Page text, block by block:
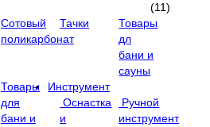
(11)
Сотовый
поликарбонат
Тачки
Товары
дл
бани и
сауны
Товары
для
бани и
Инструмент
Оснастка
и
Ручной
инструмент